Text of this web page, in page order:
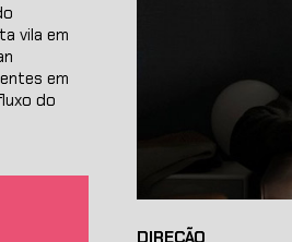
vila em
em
do